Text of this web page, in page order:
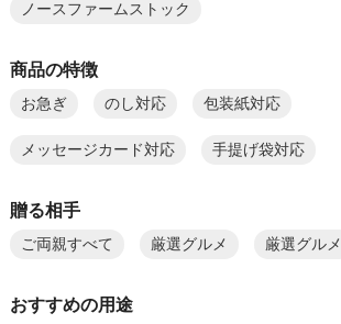
ノースファームストック
商品の特徴
お急ぎ のし対応 包装紙対応
メッセージカード対応 手提げ袋対応
贈る相手
ご両親すべて 厳選グルメ 厳選グルメ
おすすめの用途